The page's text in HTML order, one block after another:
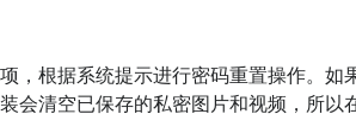
，根据系统提示进行密码重置操作。如
会清空已保存的私密图片和视频，所以